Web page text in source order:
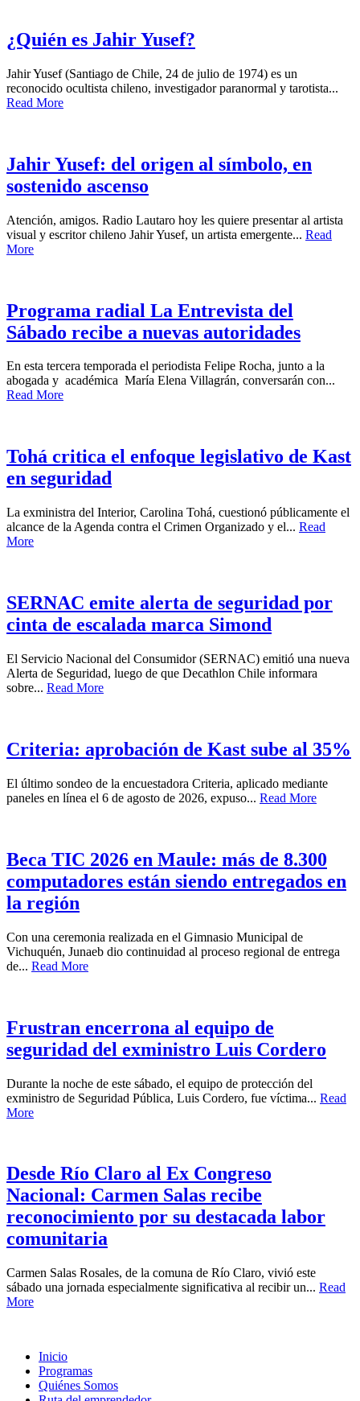
¿Quién es Jahir Yusef?
Jahir Yusef (Santiago de Chile, 24 de julio de 1974) es un
reconocido ocultista chileno, investigador paranormal y tarotista...
Read More
Jahir Yusef: del origen al símbolo, en
sostenido ascenso
Atención, amigos. Radio Lautaro hoy les quiere presentar al artista
visual y escritor chileno Jahir Yusef, un artista emergente... Read
More
Programa radial La Entrevista del
Sábado recibe a nuevas autoridades
En esta tercera temporada el periodista Felipe Rocha, junto a la
abogada y académica María Elena Villagrán, conversarán con...
Read More
Tohá critica el enfoque legislativo de Kast
en seguridad
La exministra del Interior, Carolina Tohá, cuestionó públicamente el
alcance de la Agenda contra el Crimen Organizado y el... Read
More
SERNAC emite alerta de seguridad por
cinta de escalada marca Simond
El Servicio Nacional del Consumidor (SERNAC) emitió una nueva
Alerta de Seguridad, luego de que Decathlon Chile informara
sobre... Read More
Criteria: aprobación de Kast sube al 35%
El último sondeo de la encuestadora Criteria, aplicado mediante
paneles en línea el 6 de agosto de 2026, expuso... Read More
Beca TIC 2026 en Maule: más de 8.300
computadores están siendo entregados en
la región
Con una ceremonia realizada en el Gimnasio Municipal de
Vichuquén, Junaeb dio continuidad al proceso regional de entrega
de... Read More
Frustran encerrona al equipo de
seguridad del exministro Luis Cordero
Durante la noche de este sábado, el equipo de protección del
exministro de Seguridad Pública, Luis Cordero, fue víctima... Read
More
Desde Río Claro al Ex Congreso
Nacional: Carmen Salas recibe
reconocimiento por su destacada labor
comunitaria
Carmen Salas Rosales, de la comuna de Río Claro, vivió este
sábado una jornada especialmente significativa al recibir un... Read
More
Inicio
Programas
Quiénes Somos